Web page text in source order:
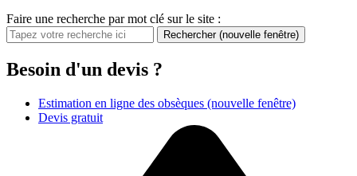
Faire une recherche par mot clé sur le site :
Rechercher (nouvelle fenêtre)
Besoin d'un devis ?
Estimation en ligne des obsèques (nouvelle fenêtre)
Devis gratuit